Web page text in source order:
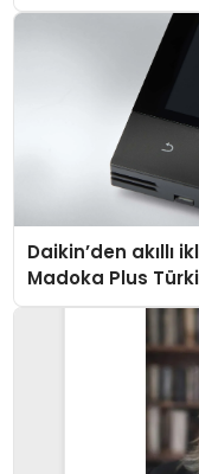
Daikin’den akıllı
Madoka Plus